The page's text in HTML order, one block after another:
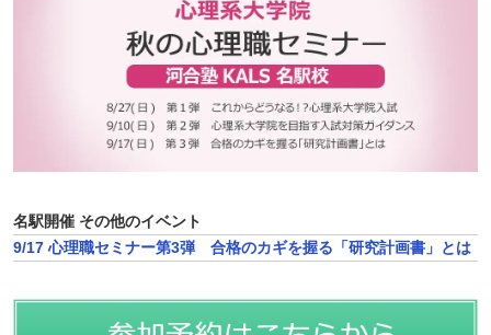
名駅開催 その他のイベント
9/17 心理職セミナー第3弾 合格のカギを握る「研究計画書」とは